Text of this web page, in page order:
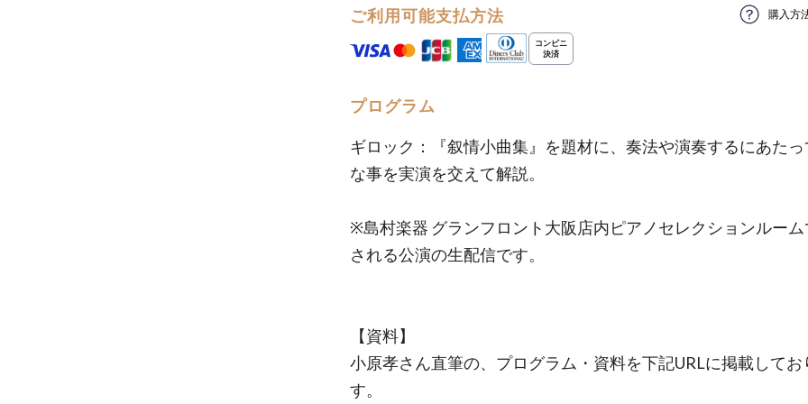
ご利用可能支払方法 購入方
プログラム
ギロック：『叙情小曲集』を題材に、奏法や演奏するにあたっ
な事を実演を交えて解説。
※島村楽器 グランフロント大阪店内ピアノセレクションルーム
される公演の生配信です。
【資料】
小原孝さん直筆の、プログラム・資料を下記URLに掲載してお
す。